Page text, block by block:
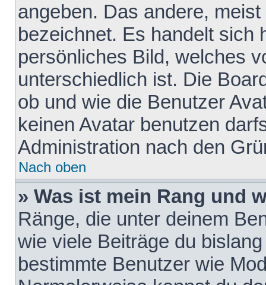
angeben. Das andere,
bezeichnet. Es handelt sich
persönliches Bild, welches
unterschiedlich ist. Die
ob und wie die Benutzer
keinen Avatar benutzen
Administration nach den
Nach oben
» Was ist mein Rang und
Ränge, die unter deinem
wie viele Beiträge du
bestimmte Benutzer wie